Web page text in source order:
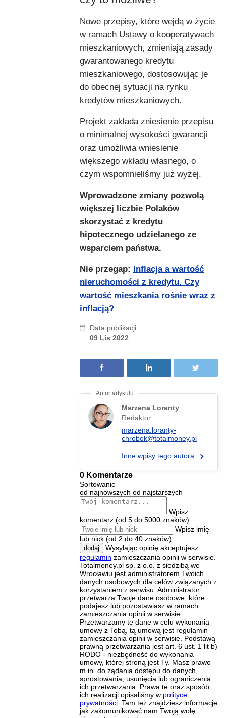
Nowe przepisy, które wejdą w życie
w ramach Ustawy o kooperatywach
mieszkaniowych, zmieniają zasady
gwarantowanego kredytu
mieszkaniowego, dostosowując je
do obecnej sytuacji na rynku
kredytów mieszkaniowych.
Projekt zakłada zniesienie przepisu
o minimalnej wysokości gwarancji
oraz umożliwia wniesienie
większego wkładu własnego, o
czym wspomnieliśmy już wyżej.
Wprowadzone zmiany pozwolą
większej liczbie Polaków
skorzystać z kredytu
hipotecznego udzielanego ze
wsparciem państwa.
Nie przegap: Inflacja a wartość
nieruchomości z kredytu. Czy
wartość mieszkania rośnie wraz z
inflacją?
Data publikacji:
09 Lis 2022
Marzena Loranty
Redaktor
marzena.loranty-
chrobok@totalmoney.pl
Inne wpisy tego autora
0 Komentarze
Sortowanie
od najnowszych od najstarszych
Wpisz
komentarz (od 5 do 5000 znaków)
Wpisz imię
lub nick (od 2 do 40 znaków)
dodaj
Wysyłając opinię akceptujesz
regulamin zamieszczania opinii w serwisie.
Totalmoney.pl sp. z o.o. z siedzibą we
Wrocławiu jest administratorem Twoich
danych osobowych dla celów związanych z
korzystaniem z serwisu. Administrator
przetwarza Twoje dane osobowe, które
podajesz lub pozostawiasz w ramach
zamieszczania opinii w serwisie.
Przetwarzamy te dane w celu wykonania
umowy z Tobą, tą umową jest regulamin
zamieszczania opinii w serwisie. Podstawą
prawną przetwarzania jest art. 6 ust. 1 lit b)
RODO - niezbędność do wykonania
umowy, której stroną jest Ty. Masz prawo
m.in. do żądania dostępu do danych,
sprostowania, usunięcia lub ograniczenia
ich przetwarzania. Prawa te oraz sposób
ich realizacji opisaliśmy w polityce
prywatności . Tam też znajdziesz informacje
jak zakomunikować nam Twoją wolę